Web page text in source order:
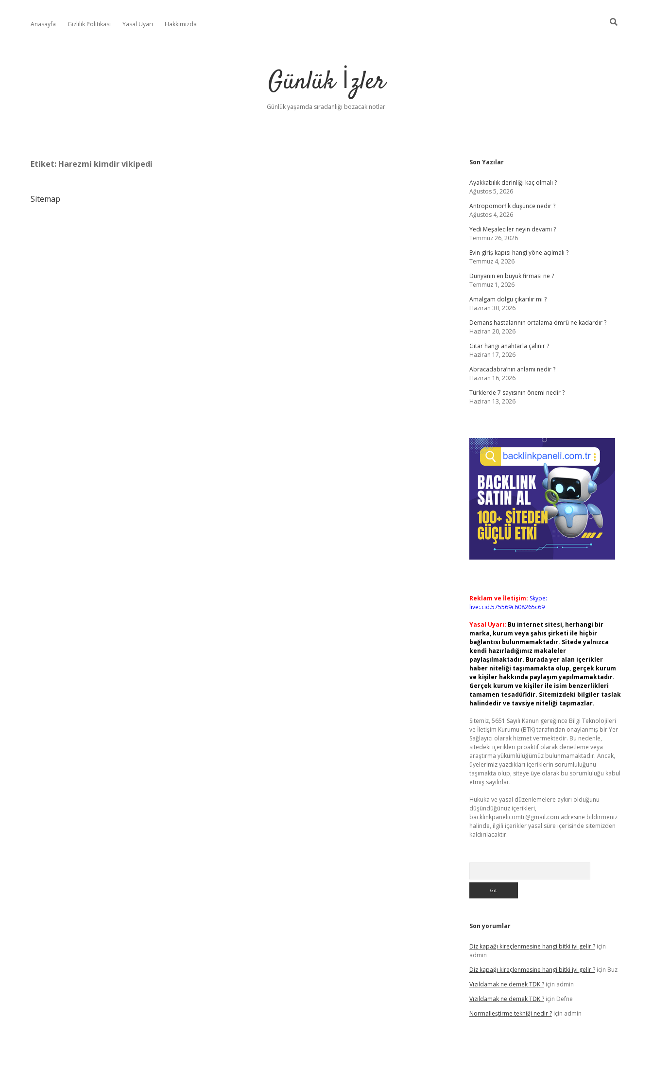
Anasayfa Gizlilik Politikası Yasal Uyarı Hakkımızda
Günlük İzler
Günlük yaşamda sıradanlığı bozacak notlar.
Etiket: Harezmi kimdir vikipedi
Sitemap
Sidebar
Son Yazılar
Ayakkabılık derinliği kaç olmalı ?
Ağustos 5, 2026
Antropomorfik düşünce nedir ?
Ağustos 4, 2026
Yedi Meşaleciler neyin devamı ?
Temmuz 26, 2026
Evin giriş kapısı hangi yöne açılmalı ?
Temmuz 4, 2026
Dünyanın en büyük firması ne ?
Temmuz 1, 2026
Amalgam dolgu çıkarılır mı ?
Haziran 30, 2026
Demans hastalarının ortalama ömrü ne kadardır ?
Haziran 20, 2026
Gitar hangi anahtarla çalınır ?
Haziran 17, 2026
Abracadabra’nın anlamı nedir ?
Haziran 16, 2026
Türklerde 7 sayısının önemi nedir ?
Haziran 13, 2026
Reklam ve İletişim: Skype:
live:.cid.575569c608265c69
Yasal Uyarı: Bu internet sitesi, herhangi bir
marka, kurum veya şahıs şirketi ile hiçbir
bağlantısı bulunmamaktadır. Sitede yalnızca
kendi hazırladığımız makaleler
paylaşılmaktadır. Burada yer alan içerikler
haber niteliği taşımamakta olup, gerçek kurum
ve kişiler hakkında paylaşım yapılmamaktadır.
Gerçek kurum ve kişiler ile isim benzerlikleri
tamamen tesadüfidir. Sitemizdeki bilgiler taslak
halindedir ve tavsiye niteliği taşımazlar.
Sitemiz, 5651 Sayılı Kanun gereğince Bilgi Teknolojileri
ve İletişim Kurumu (BTK) tarafından onaylanmış bir Yer
Sağlayıcı olarak hizmet vermektedir. Bu nedenle,
sitedeki içerikleri proaktif olarak denetleme veya
araştırma yükümlülüğümüz bulunmamaktadır. Ancak,
üyelerimiz yazdıkları içeriklerin sorumluluğunu
taşımakta olup, siteye üye olarak bu sorumluluğu kabul
etmiş sayılırlar.
Hukuka ve yasal düzenlemelere aykırı olduğunu
düşündüğünüz içerikleri,
backlinkpanelicomtr@gmail.com adresine bildirmeniz
halinde, ilgili içerikler yasal süre içerisinde sitemizden
kaldırılacaktır.
Son yorumlar
Diz kapağı kireçlenmesine hangi bitki iyi gelir ?için
admin
Diz kapağı kireçlenmesine hangi bitki iyi gelir ?için Buz
Vızıldamak ne demek TDK ?için admin
Vızıldamak ne demek TDK ?için Defne
Normalleştirme tekniği nedir ?için admin